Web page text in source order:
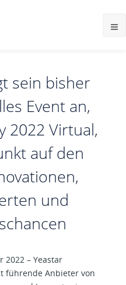
sein bisher
Event an,
2022 Virtual,
auf den
und
2022 – Yeastar
führende Anbieter von